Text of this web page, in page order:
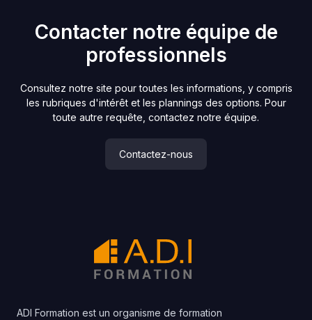
Contacter notre équipe de
professionnels
Consultez notre site pour toutes les informations, y compris
les rubriques d'intérêt et les plannings des options. Pour
toute autre requête, contactez notre équipe.
Contactez-nous
ADI Formation est un organisme de formation